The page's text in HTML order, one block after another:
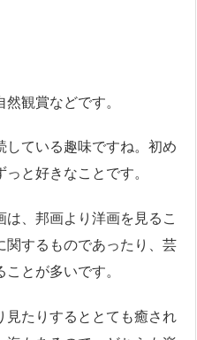
観賞などです。
ている趣味ですね。初め
と好きなことです。
、邦画より洋画を見るこ
関するものであったり、芸
とが多いです。
見たりするととても癒され